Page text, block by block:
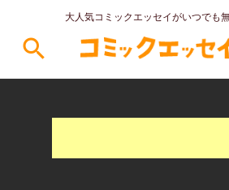
大人気コミックエッセイがいつでも
search